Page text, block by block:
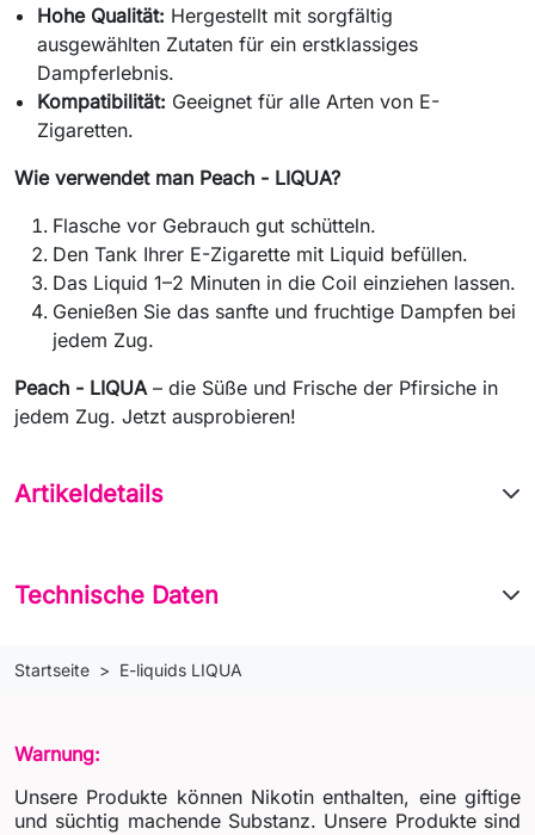
Hohe Qualität: Hergestellt mit sorgfältig
ausgewählten Zutaten für ein erstklassiges
Dampferlebnis.
Kompatibilität: Geeignet für alle Arten von E-
Zigaretten.
Wie verwendet man Peach - LIQUA?
Flasche vor Gebrauch gut schütteln.
Den Tank Ihrer E-Zigarette mit Liquid befüllen.
Das Liquid 1–2 Minuten in die Coil einziehen lassen.
Genießen Sie das sanfte und fruchtige Dampfen bei
jedem Zug.
Peach - LIQUA– die Süße und Frische der Pfirsiche in
jedem Zug. Jetzt ausprobieren!
Artikeldetails
Technische Daten
Startseite E-liquids LIQUA
Warnung:
Unsere Produkte können Nikotin enthalten, eine giftige
und süchtig machende Substanz. Unsere Produkte sind